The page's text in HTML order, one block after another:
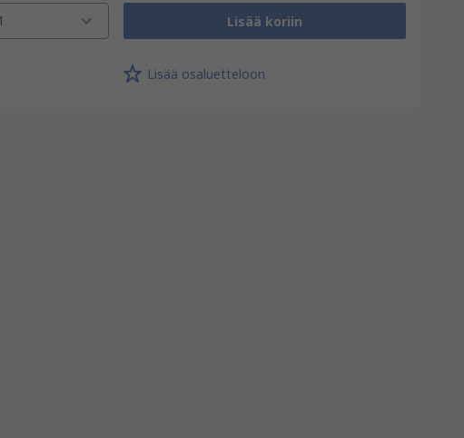
Lisää koriin
Lisää osaluetteloon